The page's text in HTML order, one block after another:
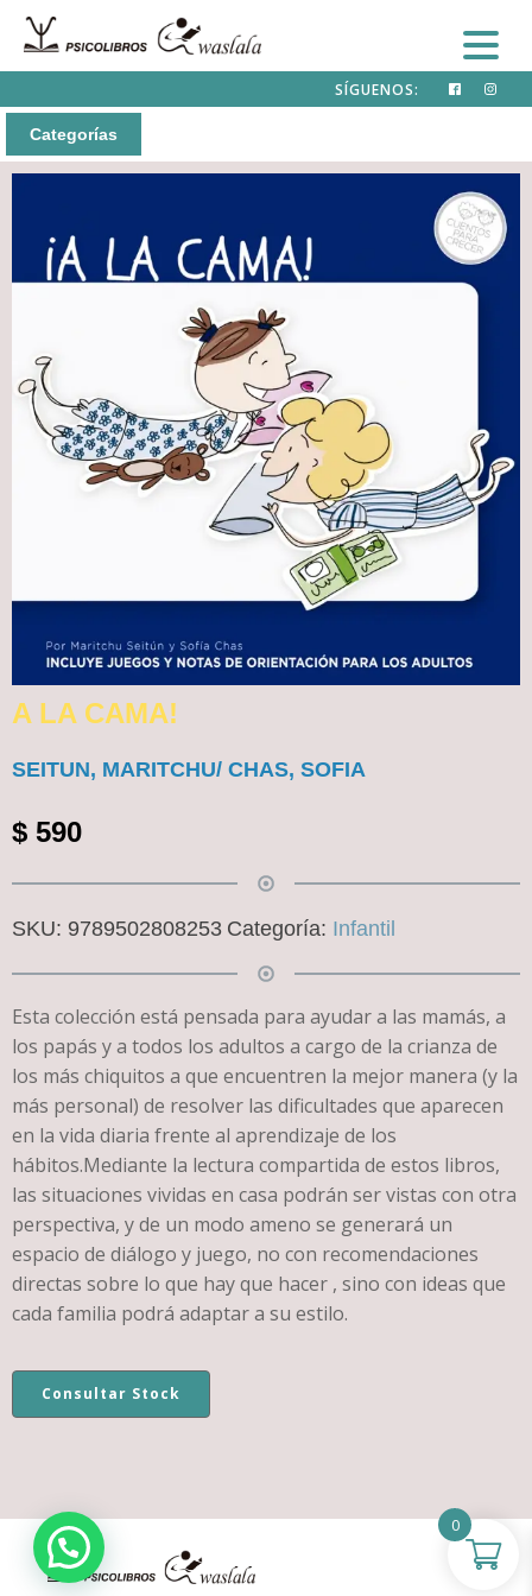
SÍGUENOS:
Categorías
A LA CAMA!
SEITUN, MARITCHU/ CHAS, SOFIA
$ 590
SKU: 9789502808253 Categoría: Infantil
Esta colección está pensada para ayudar a las mamás, a
los papás y a todos los adultos a cargo de la crianza de
los más chiquitos a que encuentren la mejor manera (y la
más personal) de resolver las dificultades que aparecen
en la vida diaria frente al aprendizaje de los
hábitos.Mediante la lectura compartida de estos libros,
las situaciones vividas en casa podrán ser vistas con otra
perspectiva, y de un modo ameno se generará un
espacio de diálogo y juego, no con recomendaciones
directas sobre lo que hay que hacer , sino con ideas que
cada familia podrá adaptar a su estilo.
Consultar Stock
0